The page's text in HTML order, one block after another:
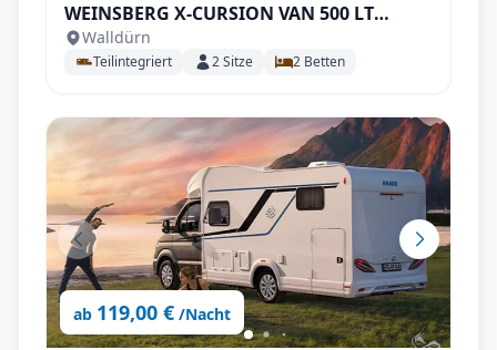
WEINSBERG X-CURSION VAN 500 LT
EDITION [PEPPER] Automatik
Walldürn
Teilintegriert 2Sitze 2 Betten
ab 119,00 € /Nacht